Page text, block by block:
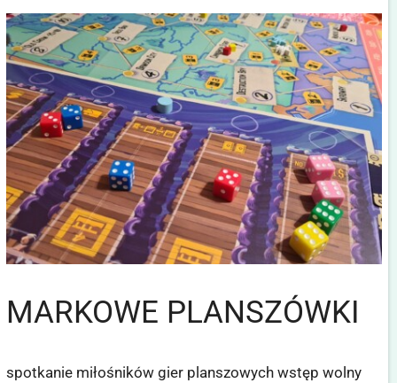
MARKOWE PLANSZÓWKI
spotkanie miłośników gier planszowych wstęp wolny